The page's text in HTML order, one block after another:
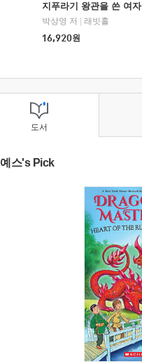
지푸라기 왕관을 쓴 여자
박상영 저
래빗홀
16,920원
도서
예스's Pick